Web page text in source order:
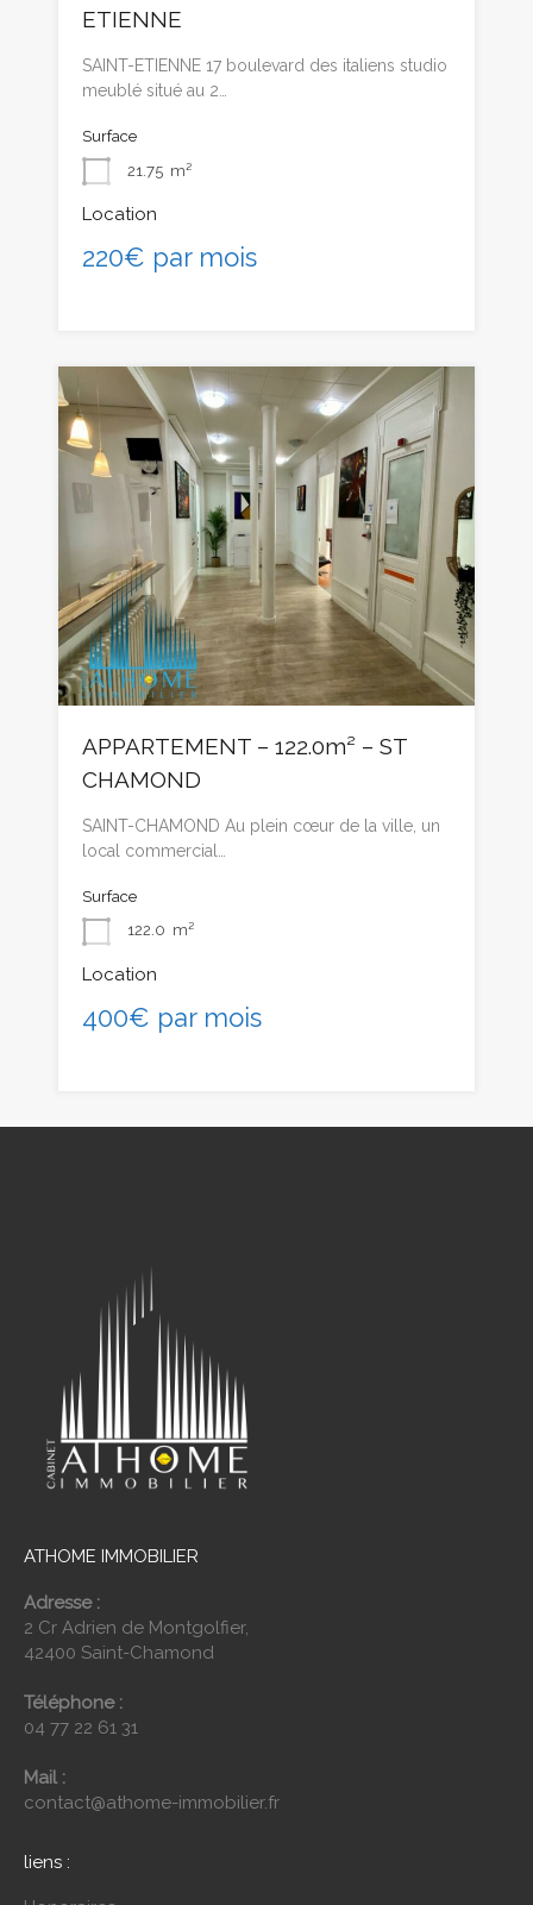
ETIENNE
SAINT-ETIENNE 17 boulevard des italiens studio
meublé situé au 2…
Surface
21.75 m²
Location
220€ par mois
APPARTEMENT – 122.0m² – ST
CHAMOND
SAINT-CHAMOND Au plein cœur de la ville, un
local commercial…
Surface
122.0 m²
Location
400€ par mois
ATHOME IMMOBILIER
Adresse :
2 Cr Adrien de Montgolfier,
42400 Saint-Chamond
Téléphone :
04 77 22 61 31
Mail :
contact@athome-immobilier.fr
liens :